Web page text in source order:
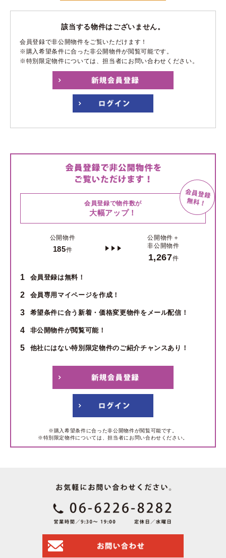
該当する物件はございません。
会員登録で非公開物件をご覧いただけます！
※購入希望条件に合った非公開物件が閲覧可能です。
※特別限定物件については、担当者にお問い合わせください。
会員登録で物件数が
大幅アップ！
公開物件
185件
公開物件＋
非公開物件
1,267件
1 会員登録は無料！
2 会員専用マイページを作成！
3 希望条件に合う新着・価格変更物件をメール配信！
4 非公開物件が閲覧可能！
5 他社にはない特別限定物件のご紹介チャンスあり！
※購入希望条件に合った非公開物件が閲覧可能です。
※特別限定物件については、担当者にお問い合わせください。